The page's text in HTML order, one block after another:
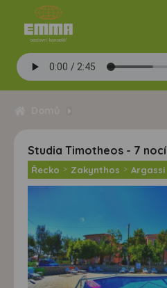
Studia Timotheos - 7 nocí
Řecko > Zakynthos > Argassi